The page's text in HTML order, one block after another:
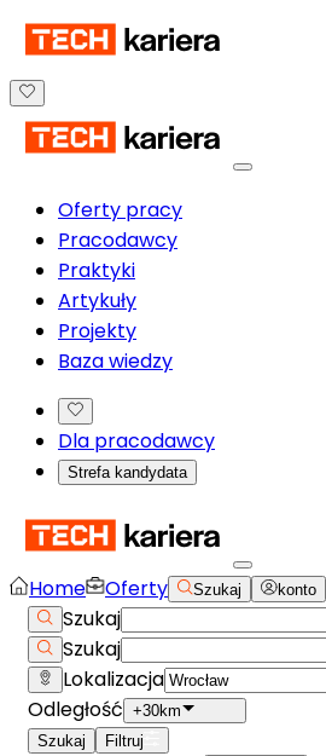
Oferty pracy
Pracodawcy
Praktyki
Artykuły
Projekty
Baza wiedzy
Dla pracodawcy
Strefa kandydata
Home Oferty Szukaj konto
Szukaj
Szukaj
Lokalizacja
Odległość +30km
Szukaj
Filtruj